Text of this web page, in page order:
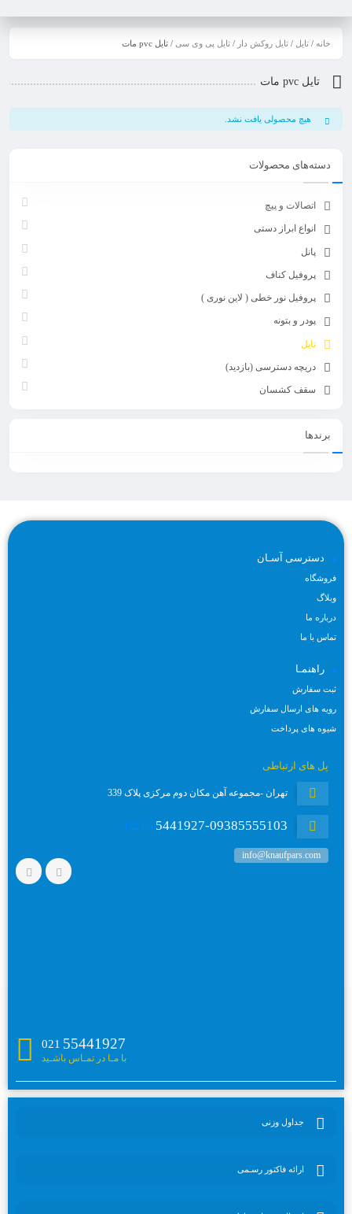
خانه / تایل / تایل روکش دار / تایل پی وی سی / تایل pvc مات
تایل pvc مات
هیچ محصولی یافت نشد.
دسته‌های محصولات
اتصالات و پیچ
انواع ابراز دستی
پانل
پروفیل کناف
پروفیل نور خطی ( لاین نوری )
پودر و بتونه
تایل
دریچه دسترسی (بازدید)
سقف کشسان
برندها
دسترسی آسـان
فروشگاه
وبلاگ
درباره ما
تماس با ما
راهنمـا
ثبت سفارش
رویه های ارسال سفارش
شیوه های پرداخت
پل های ارتباطی
تهران -مجموعه آهن مکان دوم مرکزی پلاک 339
0215 5441927-09385555103
info@knaufpars.com
55441927
021
با مـا در تمـاس باشـید
جداول وزنی
ارائه فاکتور رسـمی